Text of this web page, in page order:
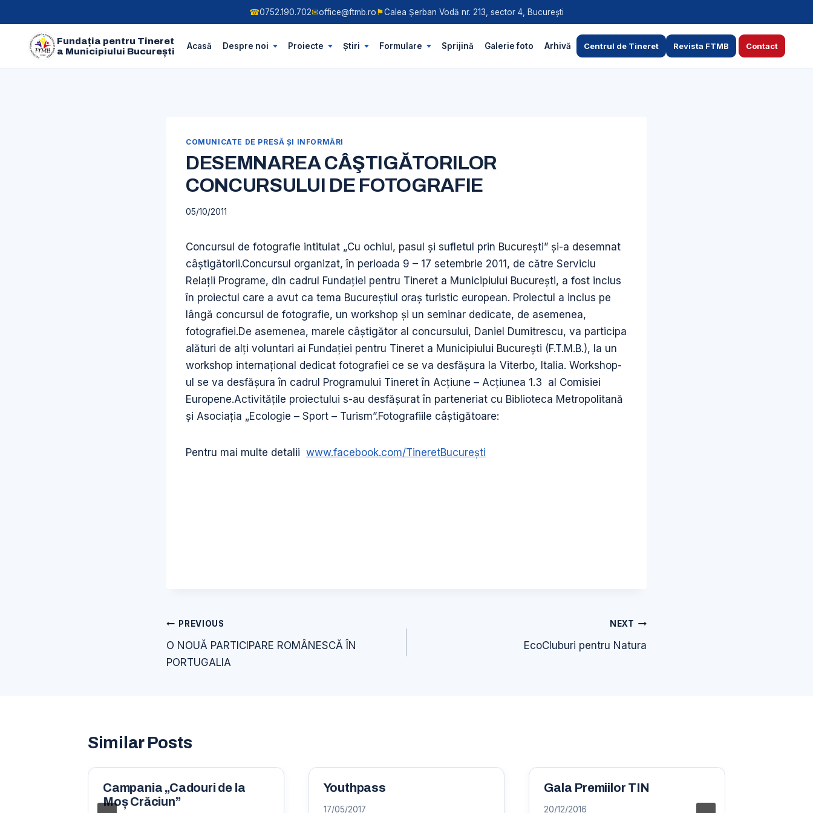
☎0752.190.702✉office@ftmb.ro ⚑Calea Șerban Vodă nr. 213, sector 4, București
Fundația pentru Tineret
a Municipiului București
Acasă Despre noi Proiecte Știri Formulare Sprijină Galerie foto Arhivă Centrul de Tineret Revista FTMB Contact
COMUNICATE DE PRESĂ ŞI INFORMĂRI
DESEMNAREA CÂŞTIGĂTORILOR
CONCURSULUI DE FOTOGRAFIE
05/10/2011
Concursul de fotografie intitulat „Cu ochiul, pasul și sufletul prin București” şi-a desemnat
câştigătorii.Concursul organizat, în perioada 9 – 17 setembrie 2011, de către Serviciu
Relații Programe, din cadrul Fundației pentru Tineret a Municipiului București, a fost inclus
în proiectul care a avut ca tema Bucureștiul oraș turistic european. Proiectul a inclus pe
lângă concursul de fotografie, un workshop şi un seminar dedicate, de asemenea,
fotografiei.De asemenea, marele câştigător al concursului, Daniel Dumitrescu, va participa
alături de alţi voluntari ai Fundației pentru Tineret a Municipiului București (F.T.M.B.), la un
workshop internaţional dedicat fotografiei ce se va desfăşura la Viterbo, Italia. Workshop-
ul se va desfăşura în cadrul Programului Tineret în Acţiune – Acţiunea 1.3 al Comisiei
Europene.Activitățile proiectului s-au desfășurat în parteneriat cu Biblioteca Metropolitană
și Asociația „Ecologie – Sport – Turism”.Fotografiile câștigătoare:
Pentru mai multe detalii www.facebook.com/TineretBucurești
Navigare
în
articole
PREVIOUS
O NOUĂ PARTICIPARE ROMÂNESCĂ ÎN
PORTUGALIA
NEXT
EcoCluburi pentru Natura
Similar Posts
Campania „Cadouri de la
Moș Crăciun”
Youthpass
17/05/2017
Gala Premiilor TIN
20/12/2016